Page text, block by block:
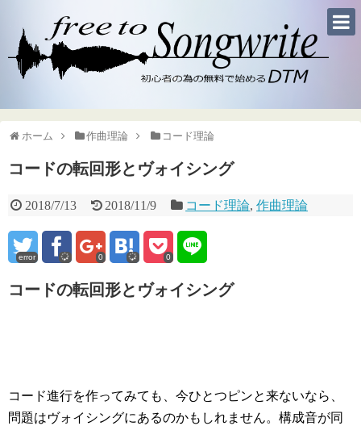
ホーム 作曲理論 コード理論
コードの転回形とヴォイシング
2018/7/13 2018/11/9 コード理論,作曲理論
error 0 0
コードの転回形とヴォイシング
コード進行を作ってみても、今ひとつピンと来ないなら、
問題はヴォイシングにあるのかもしれません。構成音が同